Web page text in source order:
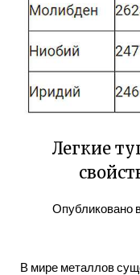
Легкие
Опубликовано
В мире металлов